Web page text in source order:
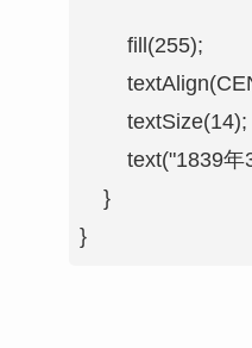
        fill(255);
        textSize(14);
    }
}